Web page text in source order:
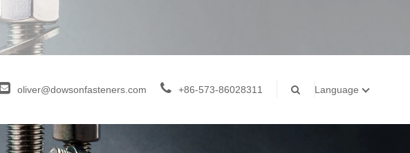
oliver@dowsonfasteners.com +86-573-86028311 Language